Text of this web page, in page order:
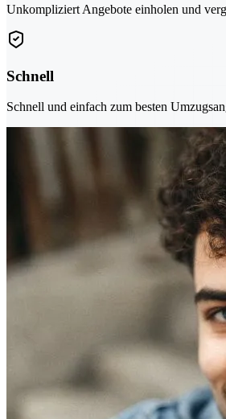
Unkompliziert Angebote einholen und
Schnell
Schnell und einfach zum besten